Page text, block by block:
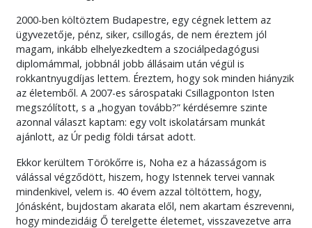
2000-ben költöztem Budapestre, egy cégnek lettem az
ügyvezetője, pénz, siker, csillogás, de nem éreztem jól
magam, inkább elhelyezkedtem a szociálpedagógusi
diplomámmal, jobbnál jobb állásaim után végül is
rokkantnyugdíjas lettem. Éreztem, hogy sok minden hiányzik
az életemből. A 2007-es sárospataki Csillagponton Isten
megszólított, s a „hogyan tovább?” kérdésemre szinte
azonnal választ kaptam: egy volt iskolatársam munkát
ajánlott, az Úr pedig földi társat adott.
Ekkor kerültem Törökőrre is, Noha ez a házasságom is
válással végződött, hiszem, hogy Istennek tervei vannak
mindenkivel, velem is. 40 évem azzal töltöttem, hogy,
Jónásként, bujdostam akarata elől, nem akartam észrevenni,
hogy mindezidáig Ő terelgette életemet, visszavezetve arra